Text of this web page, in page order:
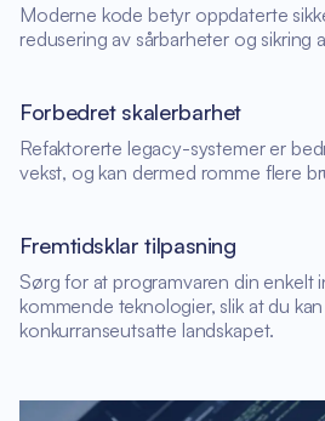
Moderne kode betyr oppdaterte
redusering av sårbarheter og sikring
Forbedret skalerbarhet
Refaktorerte legacy-systemer er
vekst, og kan dermed romme flere
Fremtidsklar tilpasning
Sørg for at programvaren din enkelt
kommende teknologier, slik at du
konkurranseutsatte landskapet.